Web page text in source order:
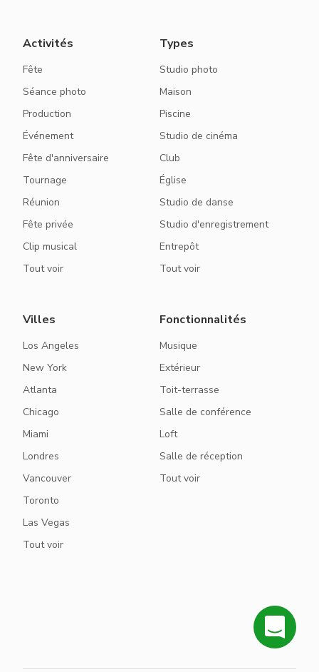
Activités
Fête
Séance photo
Production
Événement
Fête d'anniversaire
Tournage
Réunion
Fête privée
Clip musical
Tout voir
Types
Studio photo
Maison
Piscine
Studio de cinéma
Club
Église
Studio de danse
Studio d'enregistrement
Entrepôt
Tout voir
Villes
Los Angeles
New York
Atlanta
Chicago
Miami
Londres
Vancouver
Toronto
Las Vegas
Tout voir
Fonctionnalités
Musique
Extérieur
Toit-terrasse
Salle de conférence
Loft
Salle de réception
Tout voir